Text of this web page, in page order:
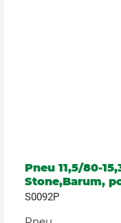
Pneu 11,5/80-
Stone,Barum,
S0092P